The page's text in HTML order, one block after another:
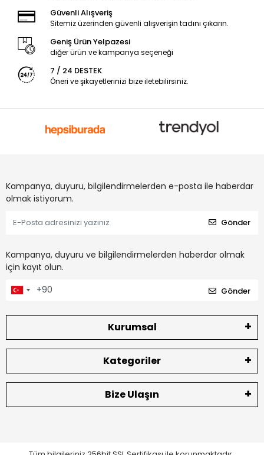
Güvenli Alışveriş
Sitemiz üzerinden güvenli alışverişin tadını çıkarın.
Geniş Ürün Yelpazesi
diğer ürün ve kampanya seçeneği
7 / 24 DESTEK
Öneri ve şikayetlerinizi bize iletebilirsiniz.
Kampanya, duyuru, bilgilendirmelerden e-posta ile haberdar
olmak istiyorum.
Gönder
Kampanya, duyuru ve bilgilendirmelerden haberdar olmak
için kayıt olun.
Gönder
Kurumsal
Kategoriler
Bize Ulaşın